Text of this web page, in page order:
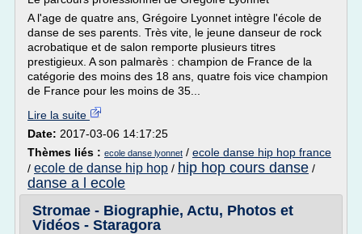
A l'age de quatre ans, Grégoire Lyonnet intègre l'école de
danse de ses parents. Très vite, le jeune danseur de rock
acrobatique et de salon remporte plusieurs titres
prestigieux. A son palmarès : champion de France de la
catégorie des moins des 18 ans, quatre fois vice champion
de France pour les moins de 35...
Lire la suite
Date: 2017-03-06 14:17:25
Thèmes liés : ecole danse lyonnet / ecole danse hip hop france
/ ecole de danse hip hop / hip hop cours danse /
danse a l ecole
Stromae - Biographie, Actu, Photos et
Vidéos - Staragora